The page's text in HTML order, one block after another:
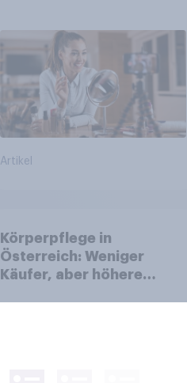
Artikel
Körperpflege in
Österreich: Weniger
Käufer, aber höhere